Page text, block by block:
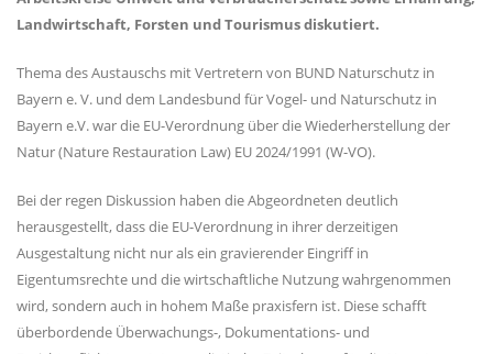
Landwirtschaft, Forsten und Tourismus diskutiert.
Thema des Austauschs mit Vertretern von BUND Naturschutz in
Bayern e. V. und dem Landesbund für Vogel- und Naturschutz in
Bayern e.V. war die EU-Verordnung über die Wiederherstellung der
Natur (Nature Restauration Law) EU 2024/1991 (W-VO).
Bei der regen Diskussion haben die Abgeordneten deutlich
herausgestellt, dass die EU-Verordnung in ihrer derzeitigen
Ausgestaltung nicht nur als ein gravierender Eingriff in
Eigentumsrechte und die wirtschaftliche Nutzung wahrgenommen
wird, sondern auch in hohem Maße praxisfern ist. Diese schafft
überbordende Überwachungs-, Dokumentations- und